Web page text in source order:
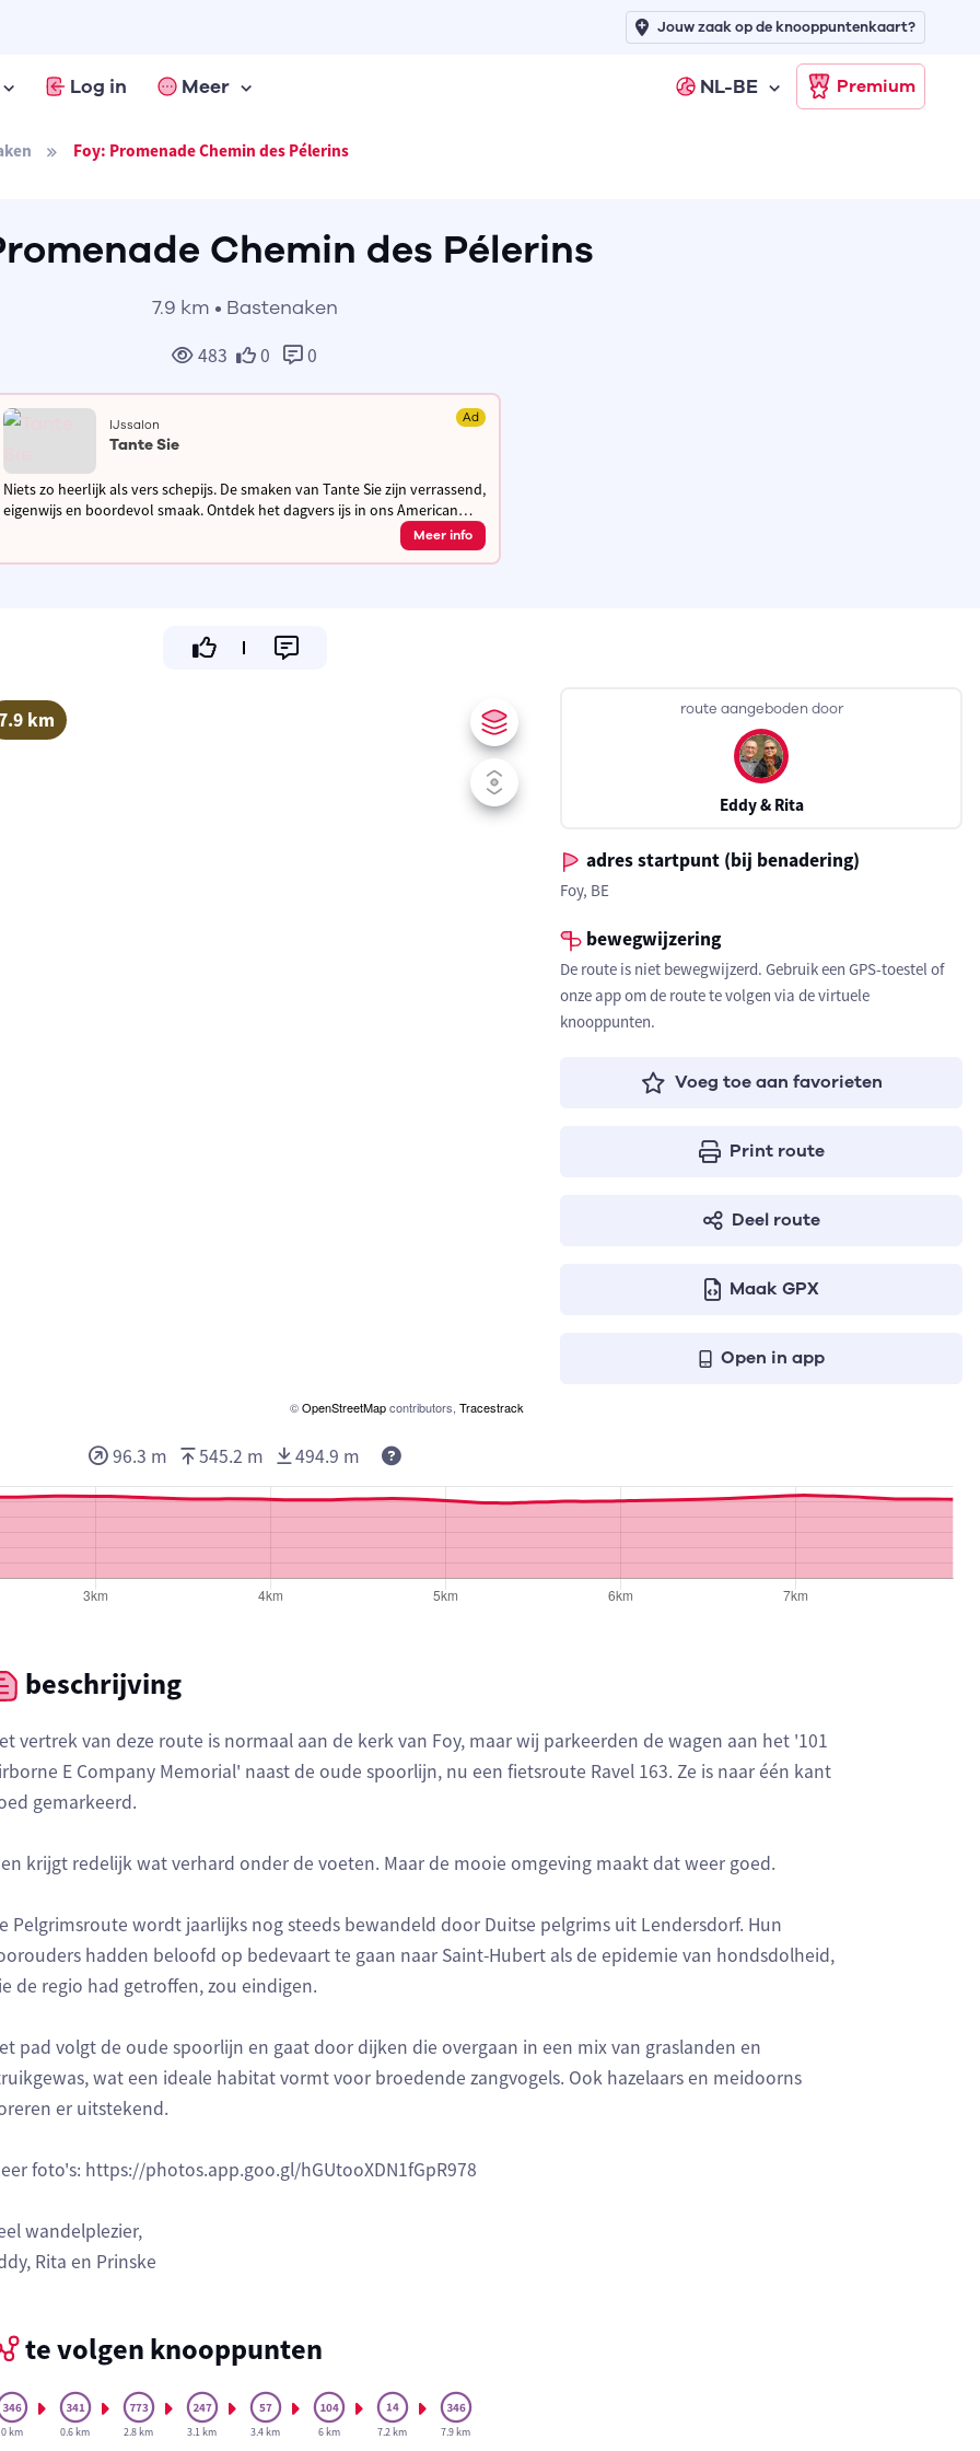
Log in Meer NL-BE Premium
Jouw zaak op de knooppuntenkaart?
Foy: Promenade Chemin des Pélerins
Chemin des Pélerins
7.9 km • Bastenaken
483 0 0
IJssalon Ad
Tante Sie
Niets zo heerlijk als vers schepijs. De smaken van Tante Sie zijn verrassend,
eigenwijs en boordevol smaak. Ontdek het dagvers ijs in ons American
Meer info
km
©OpenStreetMapcontributors, Tracestrack
route aangeboden door
Eddy & Rita
adres startpunt (bij benadering)
Foy, BE
bewegwijzering
De route is niet bewegwijzerd. Gebruik een GPS-toestel of
onze app om de route te volgen via de virtuele
knooppunten.
Voeg toe aan favorieten
Print route
Deel route
Maak GPX
Open in app
96.3 m 545.2 m 494.9 m Deze waarden geven respectievelijk het aantal te stijgen meters, het
beschrijving
vertrek van deze route is normaal aan de kerk van Foy, maar wij parkeerden de wagen aan het '101
E Company Memorial' naast de oude spoorlijn, nu een fietsroute Ravel 163. Ze is naar één kant
gemarkeerd.
krijgt redelijk wat verhard onder de voeten. Maar de mooie omgeving maakt dat weer goed.
Pelgrimsroute wordt jaarlijks nog steeds bewandeld door Duitse pelgrims uit Lendersdorf. Hun
hadden beloofd op bedevaart te gaan naar Saint-Hubert als de epidemie van hondsdolheid,
de regio had getroffen, zou eindigen.
pad volgt de oude spoorlijn en gaat door dijken die overgaan in een mix van graslanden en
wat een ideale habitat vormt voor broedende zangvogels. Ook hazelaars en meidoorns
er uitstekend.
foto's: https://photos.app.goo.gl/hGUtooXDN1fGpR978
wandelplezier,
Rita en Prinske
te volgen knooppunten
0 km 0.6 km 2.8 km 3.1 km 3.4 km 6 km 7.2 km 7.9 km